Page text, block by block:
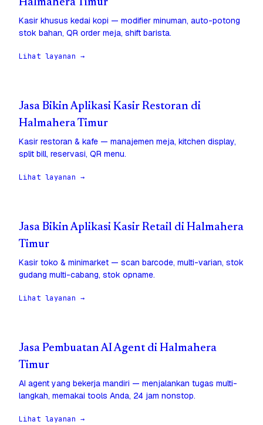
Halmahera Timur
Kasir khusus kedai kopi — modifier minuman, auto-potong
stok bahan, QR order meja, shift barista.
Lihat layanan →
Jasa Bikin Aplikasi Kasir Restoran di
Halmahera Timur
Kasir restoran & kafe — manajemen meja, kitchen display,
split bill, reservasi, QR menu.
Lihat layanan →
Jasa Bikin Aplikasi Kasir Retail di Halmahera
Timur
Kasir toko & minimarket — scan barcode, multi-varian, stok
gudang multi-cabang, stok opname.
Lihat layanan →
Jasa Pembuatan AI Agent di Halmahera
Timur
AI agent yang bekerja mandiri — menjalankan tugas multi-
langkah, memakai tools Anda, 24 jam nonstop.
Lihat layanan →